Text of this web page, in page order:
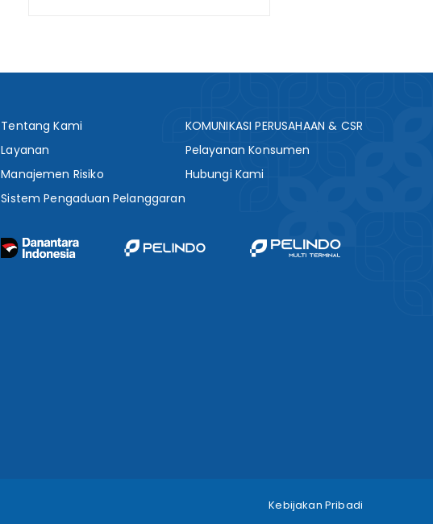
Tentang Kami
Layanan
Manajemen Risiko
Sistem Pengaduan Pelanggaran
KOMUNIKASI PERUSAHAAN & CSR
Pelayanan Konsumen
Hubungi Kami
Kebijakan Pribadi